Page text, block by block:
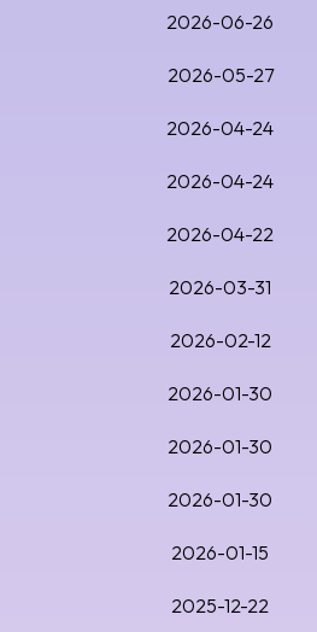
2026-06-26
2026-05-27
2026-04-24
2026-04-24
2026-04-22
2026-03-31
2026-02-12
2026-01-30
2026-01-30
2026-01-30
2026-01-15
2025-12-22